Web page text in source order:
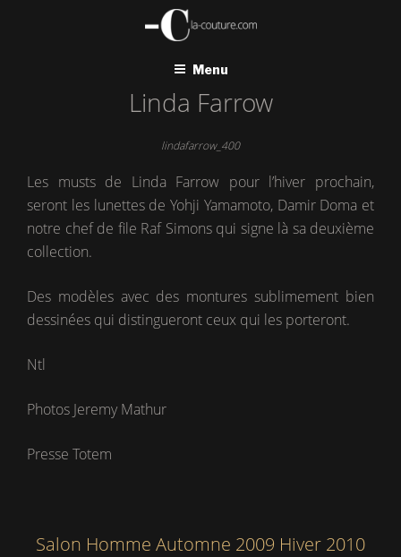
Menu
Linda Farrow
lindafarrow_400
Les musts de Linda Farrow pour l’hiver prochain,
seront les lunettes de Yohji Yamamoto, Damir Doma et
notre chef de file Raf Simons qui signe là sa deuxième
collection.
Des modèles avec des montures sublimement bien
dessinées qui distingueront ceux qui les porteront.
Ntl
Photos Jeremy Mathur
Presse Totem
Salon Homme Automne 2009 Hiver 2010